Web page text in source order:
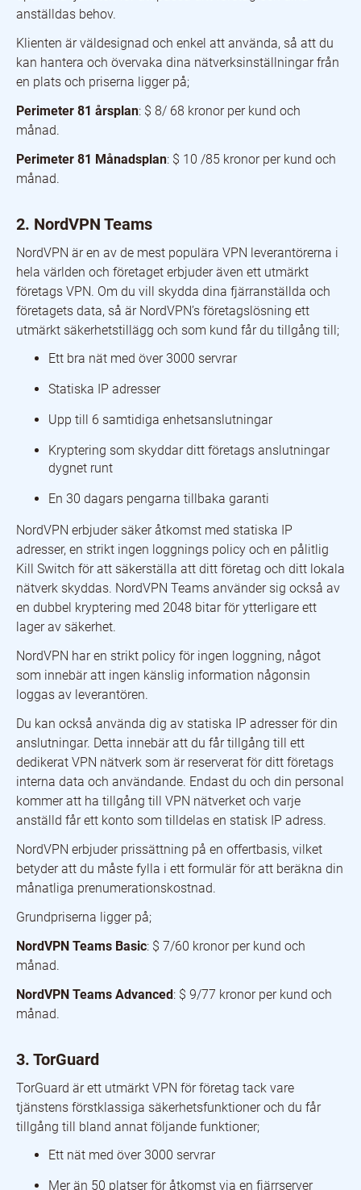
anställdas behov.
Klienten är väldesignad och enkel att använda, så att du
kan hantera och övervaka dina nätverksinställningar från
en plats och priserna ligger på;
Perimeter 81 årsplan: $ 8/ 68 kronor per kund och
månad.
Perimeter 81 Månadsplan: $ 10 /85 kronor per kund och
månad.
2. NordVPN Teams
NordVPN är en av de mest populära VPN leverantörerna i
hela världen och företaget erbjuder även ett utmärkt
företags VPN. Om du vill skydda dina fjärranställda och
företagets data, så är NordVPN’s företagslösning ett
utmärkt säkerhetstillägg och som kund får du tillgång till;
Ett bra nät med över 3000 servrar
Statiska IP adresser
Upp till 6 samtidiga enhetsanslutningar
Kryptering som skyddar ditt företags anslutningar
dygnet runt
En 30 dagars pengarna tillbaka garanti
NordVPN erbjuder säker åtkomst med statiska IP
adresser, en strikt ingen loggnings policy och en pålitlig
Kill Switch för att säkerställa att ditt företag och ditt lokala
nätverk skyddas. NordVPN Teams använder sig också av
en dubbel kryptering med 2048 bitar för ytterligare ett
lager av säkerhet.
NordVPN har en strikt policy för ingen loggning, något
som innebär att ingen känslig information någonsin
loggas av leverantören.
Du kan också använda dig av statiska IP adresser för din
anslutningar. Detta innebär att du får tillgång till ett
dedikerat VPN nätverk som är reserverat för ditt företags
interna data och användande. Endast du och din personal
kommer att ha tillgång till VPN nätverket och varje
anställd får ett konto som tilldelas en statisk IP adress.
NordVPN erbjuder prissättning på en offertbasis, vilket
betyder att du måste fylla i ett formulär för att beräkna din
månatliga prenumerationskostnad.
Grundpriserna ligger på;
NordVPN Teams Basic: $ 7/60 kronor per kund och
månad.
NordVPN Teams Advanced: $ 9/77 kronor per kund och
månad.
3. TorGuard
TorGuard är ett utmärkt VPN för företag tack vare
tjänstens förstklassiga säkerhetsfunktioner och du får
tillgång till bland annat följande funktioner;
Ett nät med över 3000 servrar
Mer än 50 platser för åtkomst via en fjärrserver